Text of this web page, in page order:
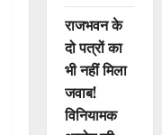
राजभवन के
दो पत्रों का
भी नहीं मिला
जवाब!
विनियामक